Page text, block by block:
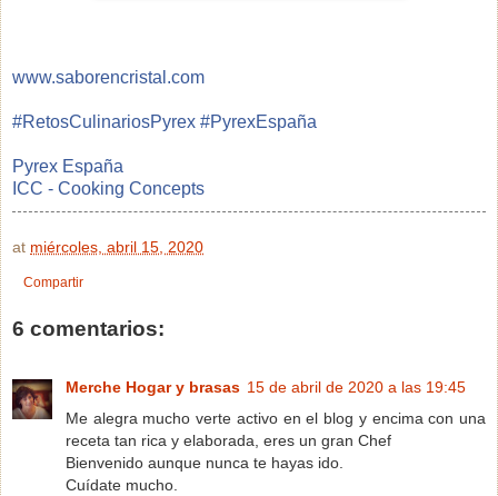
www.saborencristal.com
#RetosCulinariosPyrex #PyrexEspaña
Pyrex España
ICC - Cooking Concepts
at miércoles, abril 15, 2020
Compartir
6 comentarios:
Merche Hogar y brasas 15 de abril de 2020 a las 19:45
Me alegra mucho verte activo en el blog y encima con una
receta tan rica y elaborada, eres un gran Chef
Bienvenido aunque nunca te hayas ido.
Cuídate mucho.